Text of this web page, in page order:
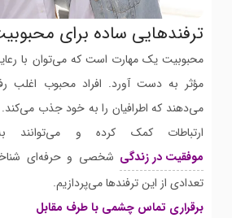
ترفندهایی ساده برای
محبوبیت یک مهارت است که می‌توان با
مؤثر به دست آورد. افراد محبوب اغلب
می‌دهند که اطرافیان را به خود جذب
ارتباطات کمک کرده و می‌توانند
موفقیت در زندگی شخصی و حرفه‌ای
تعدادی از این ترفندها می‌پردازیم.
برقراری تماس چشمی با طرف مقابل